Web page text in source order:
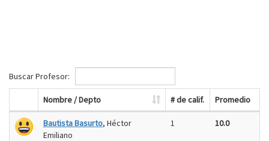
Buscar Profesor:
Nombre / Depto # de calif. Promedio
Bautista Basurto, Héctor
Emiliano
1 10.0